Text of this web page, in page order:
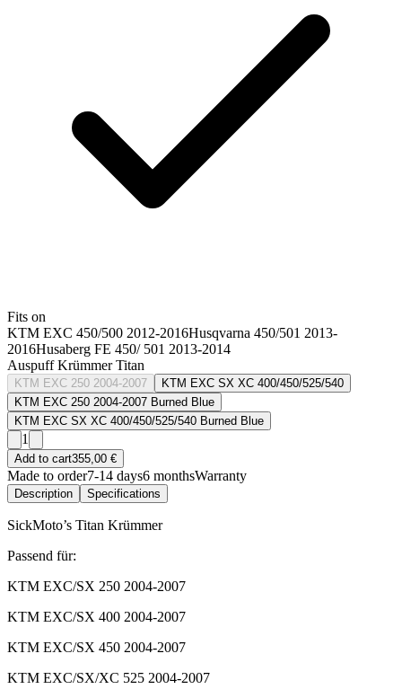
Fits on
KTM EXC 450/500 2012-2016Husqvarna 450/501 2013-
2016Husaberg FE 450/ 501 2013-2014
Auspuff Krümmer Titan
KTM EXC 250 2004-2007
KTM EXC SX XC 400/450/525/540
KTM EXC 250 2004-2007 Burned Blue
KTM EXC SX XC 400/450/525/540 Burned Blue
1
Add to cart355,00 €
Made to order7-14 days6 monthsWarranty
Description Specifications
SickMoto’s Titan Krümmer
Passend für:
KTM EXC/SX 250 2004-2007
KTM EXC/SX 400 2004-2007
KTM EXC/SX 450 2004-2007
KTM EXC/SX/XC 525 2004-2007